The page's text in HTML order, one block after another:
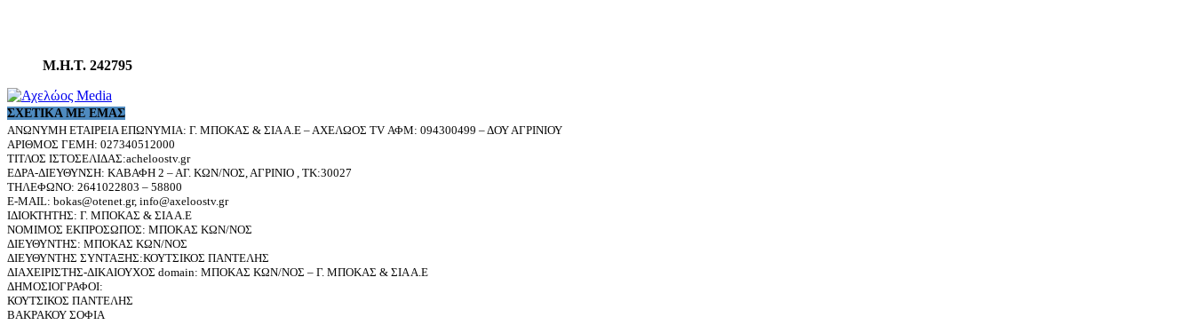
Μ.Η.Τ. 242795
ΣΧΕΤΙΚΆ ΜΕ ΕΜΆΣ
ΑΝΩΝΥΜΗ ΕΤΑΙΡΕΙΑ ΕΠΩΝΥΜΙΑ: Γ. ΜΠΟΚΑΣ & ΣΙΑ Α.Ε – ΑΧΕΛΩΟΣ TV ΑΦΜ: 094300499 – ΔΟΥ ΑΓΡΙΝΙΟΥ
ΑΡΙΘΜΟΣ ΓΕΜΗ: 027340512000
ΤΙΤΛΟΣ ΙΣΤΟΣΕΛΙΔΑΣ:acheloostv.gr
ΕΔΡΑ-ΔΙΕΥΘΥΝΣΗ: ΚΑΒΑΦΗ 2 – ΑΓ. ΚΩΝ/ΝΟΣ, ΑΓΡΙΝΙΟ , ΤΚ:30027
ΤΗΛΕΦΩΝΟ: 2641022803 – 58800
E-MAIL: bokas@otenet.gr, info@axeloostv.gr
ΙΔΙΟΚΤΗΤΗΣ: Γ. ΜΠΟΚΑΣ & ΣΙΑ Α.Ε
ΝΟΜΙΜΟΣ ΕΚΠΡΟΣΩΠΟΣ: ΜΠΟΚΑΣ ΚΩΝ/ΝΟΣ
ΔΙΕΥΘΥΝΤΗΣ: ΜΠΟΚΑΣ ΚΩΝ/ΝΟΣ
ΔΙΕΥΘΥΝΤΗΣ ΣΥΝΤΑΞΗΣ:ΚΟΥΤΣΙΚΟΣ ΠΑΝΤΕΛΗΣ
ΔΙΑΧΕΙΡΙΣΤΗΣ-ΔΙΚΑΙΟΥΧΟΣ domain: ΜΠΟΚΑΣ ΚΩΝ/ΝΟΣ – Γ. ΜΠΟΚΑΣ & ΣΙΑ Α.Ε
ΔΗΜΟΣΙΟΓΡΑΦΟΙ:
ΚΟΥΤΣΙΚΟΣ ΠΑΝΤΕΛΗΣ
ΒΑΚΡΑΚΟΥ ΣΟΦΙΑ